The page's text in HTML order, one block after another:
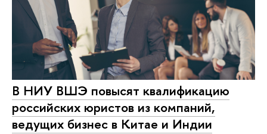
В НИУ ВШЭ повысят квалификацию
российских юристов из компаний,
ведущих бизнес в Китае и Индии